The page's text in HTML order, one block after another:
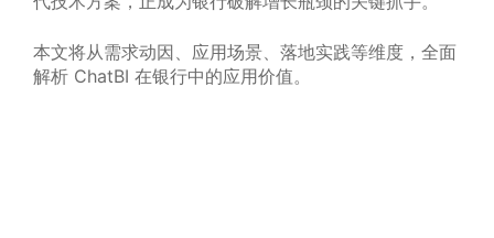
本文将从需求动因、应用场景、落地实践等维度，全面
解析 ChatBI 在银行中的应用价值。